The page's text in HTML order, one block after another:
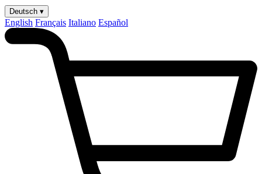
Deutsch ▾
English Français Italiano Español